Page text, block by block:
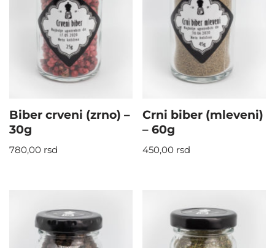
Biber crveni (zrno) –
30g
780,00 rsd
Crni biber (mleveni)
– 60g
450,00 rsd